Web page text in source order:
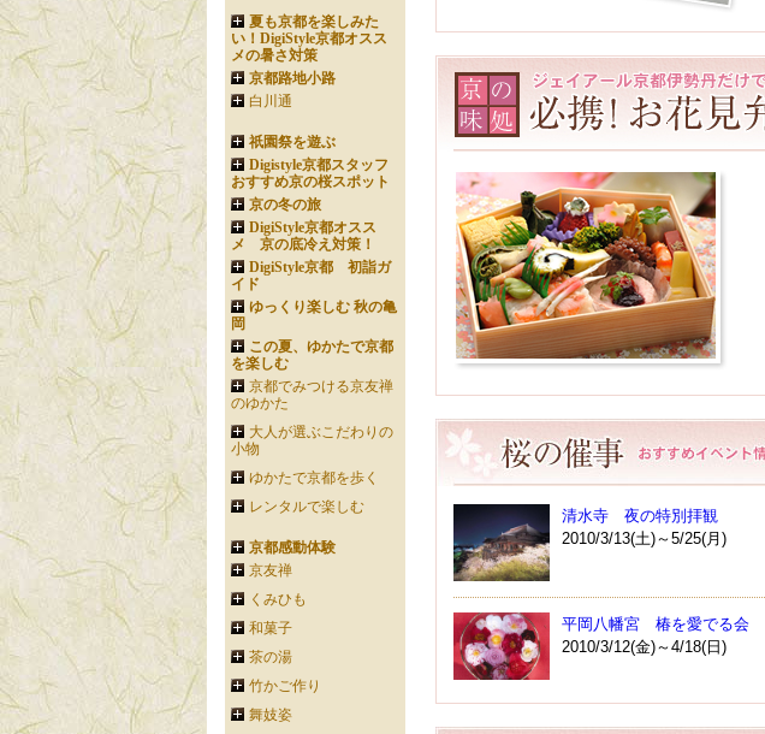
清水寺 夜の特別拝観
2010/3/13(土)～5/25(月)
平岡八幡宮 椿を愛でる会
2010/3/12(金)～4/18(日)
夏も京都を楽しみた
い！DigiStyle京都オスス
メの暑さ対策
京都路地小路
白川通
祇園祭を遊ぶ
Digistyle京都スタッフ
おすすめ京の桜スポット
京の冬の旅
DigiStyle京都オスス
メ 京の底冷え対策！
DigiStyle京都 初詣ガ
イド
ゆっくり楽しむ 秋の亀
岡
この夏、ゆかたで京都
を楽しむ
京都でみつける京友禅
のゆかた
大人が選ぶこだわりの
小物
ゆかたで京都を歩く
レンタルで楽しむ
京都感動体験
京友禅
くみひも
和菓子
茶の湯
竹かご作り
舞妓姿